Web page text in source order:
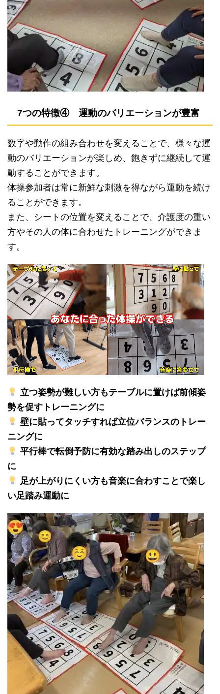
7つの特徴④ 運動のバリエーションが豊富
数字や動作の組み合わせを変えることで、様々な運
動のバリエーションが楽しめ、飽きずに継続して運
動することができます。
体操参加者は常に新鮮な刺激を得ながら運動を続け
ることができます。
また、シートの位置を変えることで、介護度の重い
方やその人の体に合わせたトレーニングができま
す。
立つ姿勢が難しい方もテーブルに置けば前傾姿
勢を促すトレーニングに
壁に貼ってタッチすれば立位バランスのトレー
ニングに
平行棒で転倒予防に有効な踏み出しのステップ
に
足が上がりにくい方も音楽に合わすことで楽し
い足踏み運動に